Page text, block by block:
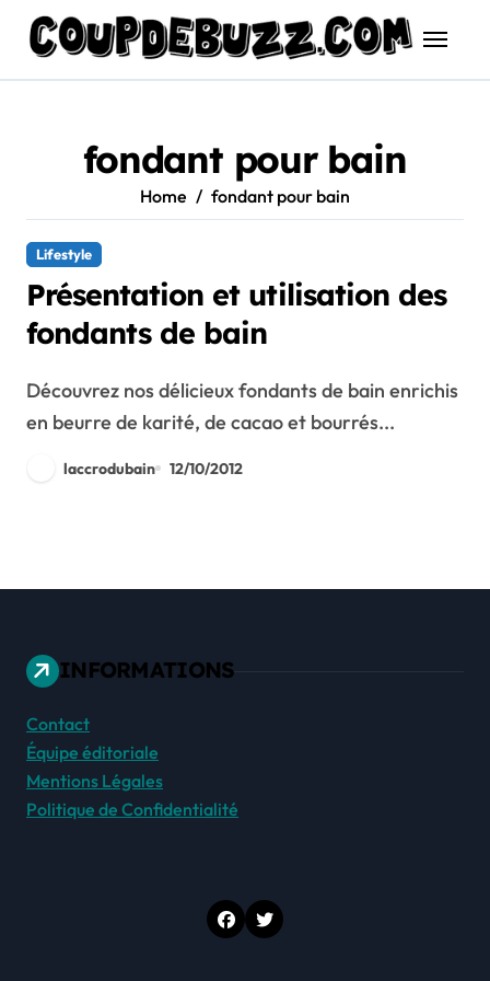
content
fondant pour bain
Home fondant pour bain
Lifestyle
Présentation et utilisation des
fondants de bain
Découvrez nos délicieux fondants de bain enrichis
en beurre de karité, de cacao et bourrés...
laccrodubain 12/10/2012
INFORMATIONS
Contact
Équipe éditoriale
Mentions Légales
Politique de Confidentialité